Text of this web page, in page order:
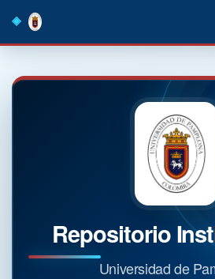
navigation
Repositorio
Universidad de